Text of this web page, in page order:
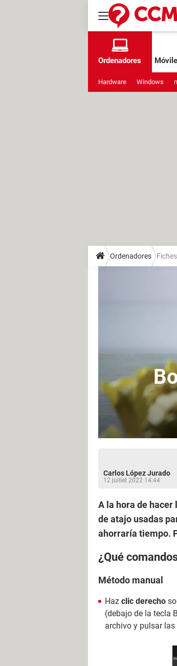
Ordenadores
Hardware Windows
Ordenadores Fiches
Carlos López Jurado
12 juillet 2022 14:44
A la hora de hacer
de atajo usadas
ahorraría tiempo.
¿Qué
Método manual
Haz clic derecho
(debajo de la tecla
archivo y pulsar